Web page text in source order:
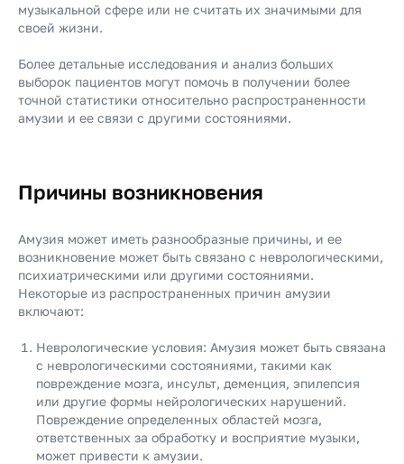
музыкальной сфере или не считать их значимыми для
своей жизни.
Более детальные исследования и анализ больших
выборок пациентов могут помочь в получении более
точной статистики относительно распространенности
амузии и ее связи с другими состояниями.
Причины возникновения
Амузия может иметь разнообразные причины, и ее
возникновение может быть связано с неврологическими,
психиатрическими или другими состояниями.
Некоторые из распространенных причин амузии
включают:
Неврологические условия: Амузия может быть связана
с неврологическими состояниями, такими как
повреждение мозга, инсульт, деменция, эпилепсия
или другие формы нейрологических нарушений.
Повреждение определенных областей мозга,
ответственных за обработку и восприятие музыки,
может привести к амузии.